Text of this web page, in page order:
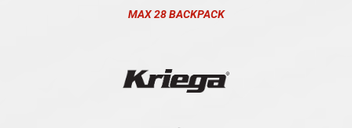
MAX 28 BACKPACK